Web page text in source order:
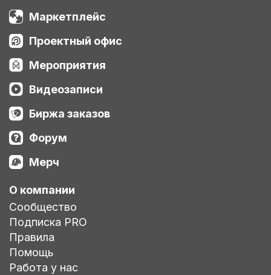
Маркетплейс
Проектный офис
Мероприятия
Видеозаписи
Биржа заказов
Форум
Мерч
О компании
Сообщество
Подписка PRO
Правила
Помощь
Работа у нас